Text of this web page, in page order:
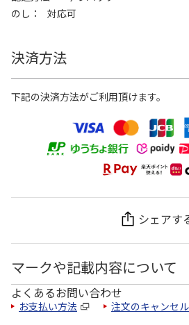
のし
対応可
決済方法
下記の決済方法がご利用頂けます。
シェアす
マークや記載内容について
よくあるお問い合わせ
お支払い方法 注文のキャンセ